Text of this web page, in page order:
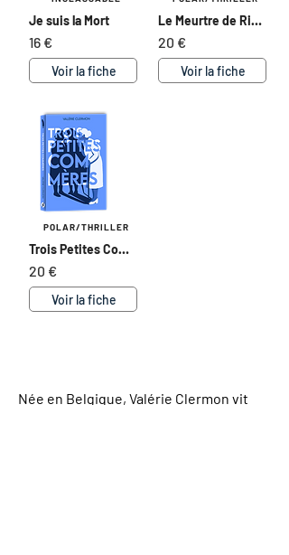
Je suis la Mort
16 €
Voir la fiche
POLAR/THRILLER
Trois Petites Commères
20 €
Voir la fiche
Le Meurtre de Richard McMalone
20 €
Voir la fiche
Née en Belgique, Valérie Clermon vit